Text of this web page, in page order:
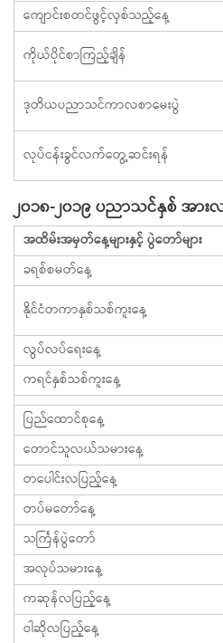
ကျောင်းစတင်ဖွင့်လှစ်သည့်နေ့
ကိုယ်ပိုင်စာကြည့်ချိန်
ဒုတိယပညာသင်ကာလစာမေးပွဲ
လုပ်ငန်းခွင်လက်တွေ့ဆင်းရန်
၂၀၁၈-၂၀၁၉ ပညာသင်နှစ် အား
အထိမ်းအမှတ်နေ့များနှင့် ပွဲတော်များ
ခရစ်စမတ်နေ့
နိုင်ငံတကာနှစ်သစ်ကူးနေ့
လွပ်လပ်ရေးနေ့
ကရင်နှစ်သစ်ကူးနေ့
ပြည်ထောင်စုနေ့
တောင်သူလယ်သမားနေ့
တပေါင်းလပြည့်နေ့
တပ်မတော်နေ့
‌သင်္ကြန်ပွဲတော်
အလုပ်သမားနေ့
ကဆုန်လပြည့်နေ့
ဝါဆိုလပြည့်နေ့